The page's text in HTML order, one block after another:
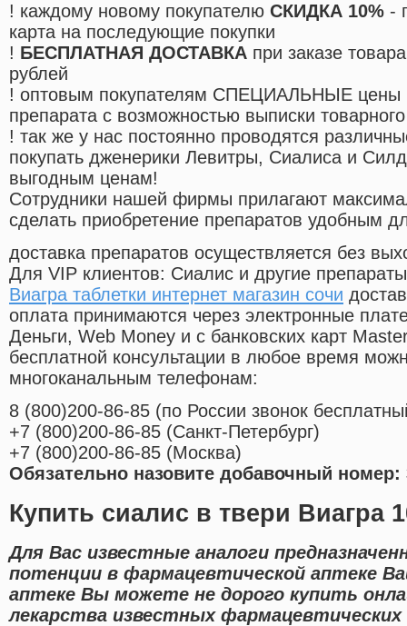
! каждому новому покупателю СКИДКА 10% -
карта на последующие покупки
! БЕСПЛАТНАЯ ДОСТАВКА при заказе
рублей
! оптовым покупателям СПЕЦИАЛЬНЫЕ цены
препарата с возможностью выписки
! так же у нас постоянно проводятся
покупать дженерики Левитры, Сиалиса и
выгодным ценам!
Cотрудники нашей фирмы прилагают
сделать приобретение препаратов удобным
доставка препаратов осуществляется без
Для VIP клиентов: Сиалис и другие
Виагра таблетки интернет магазин сочи
оплата принимаются через электронные
Деньги, Web Money и с банковских карт
бесплатной консультации в любое время
многоканальным телефонам:
8 (800)200-86-85 (по России звонок
+7 (800)200-86-85 (Санкт-Петербург)
+7 (800)200-86-85 (Москва)
Обязательно назовите добавочный номер:
Купить сиалис в твери Виагра
Для Вас известные аналоги
потенции в фармацевтической аптеке
аптеке Вы можете не дорого купить
лекарства известных фармацевтических